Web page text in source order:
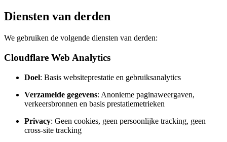
Diensten van derden
We gebruiken de volgende diensten van derden:
Cloudflare Web Analytics
Doel: Basis websiteprestatie en gebruiksanalytics
Verzamelde gegevens: Anonieme paginaweergaven,
verkeersbronnen en basis prestatiemetrieken
Privacy: Geen cookies, geen persoonlijke tracking, geen
cross-site tracking